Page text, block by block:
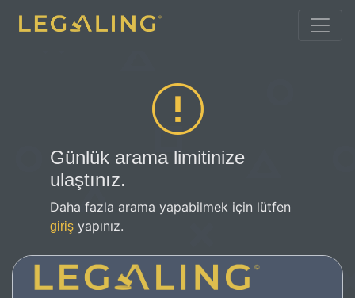
Günlük arama limitinize
ulaştınız.
Daha fazla arama yapabilmek için lütfen
giriş yapınız.